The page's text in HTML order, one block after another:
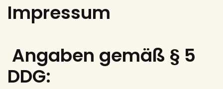
Impressum
Angaben gemäß § 5
DDG: